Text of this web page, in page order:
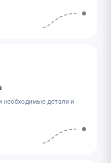
необходимые детали и